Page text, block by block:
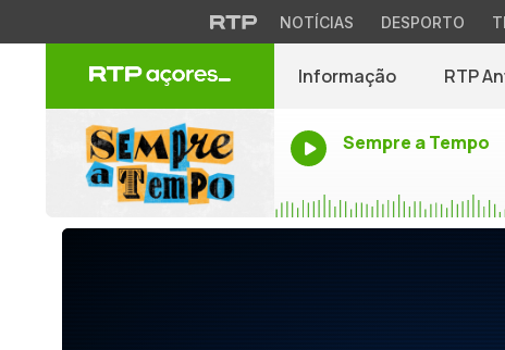
NOTÍCIAS DESPORTO
Informação RTP
Sempre a Tempo